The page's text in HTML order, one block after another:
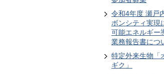
令和4年度 瀬戸
ボンシティ実現
可能エネルギー
業務報告書につ
特定外来生物「
ギク」